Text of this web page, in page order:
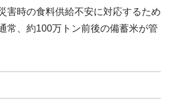
害時の食料供給不安に対応するため
常、約100万トン前後の備蓄米が管